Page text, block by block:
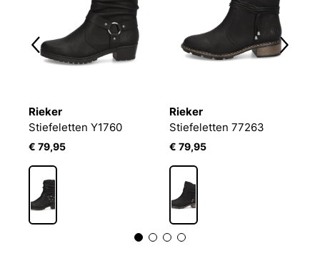
Rieker
Stiefeletten Y1760
€ 79,95
Rieker
Stiefeletten 77263
€ 79,95